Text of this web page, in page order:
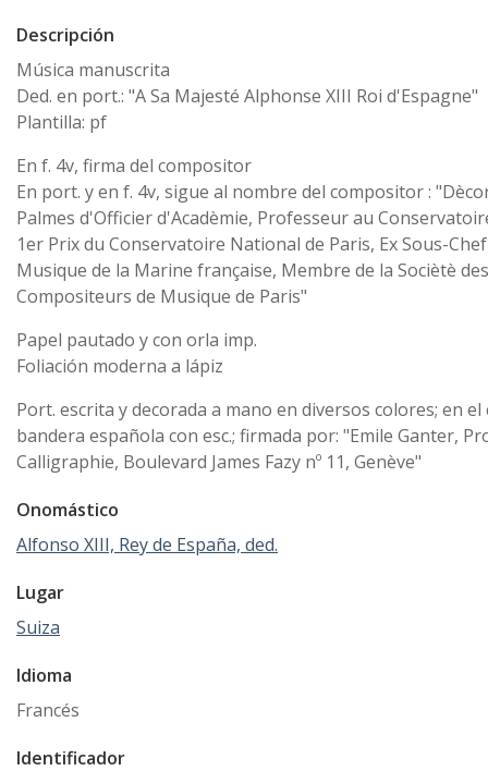
Descripción
Música manuscrita
Ded. en port.: "A Sa Majesté Alphonse XIII Roi d'Espagne"
Plantilla: pf
En f. 4v, firma del compositor
En port. y en f. 4v, sigue al nombre del compositor :
Palmes d'Officier d'Acadèmie, Professeur au
1er Prix du Conservatoire National de Paris, Ex Sous-
Musique de la Marine française, Membre de la Sociètè
Compositeurs de Musique de Paris"
Papel pautado y con orla imp.
Foliación moderna a lápiz
Port. escrita y decorada a mano en diversos colores; en
bandera española con esc.; firmada por: "Emile Ganter,
Calligraphie, Boulevard James Fazy nº 11, Genève"
Onomástico
Alfonso XIII, Rey de España, ded.
Lugar
Suiza
Idioma
Francés
Identificador